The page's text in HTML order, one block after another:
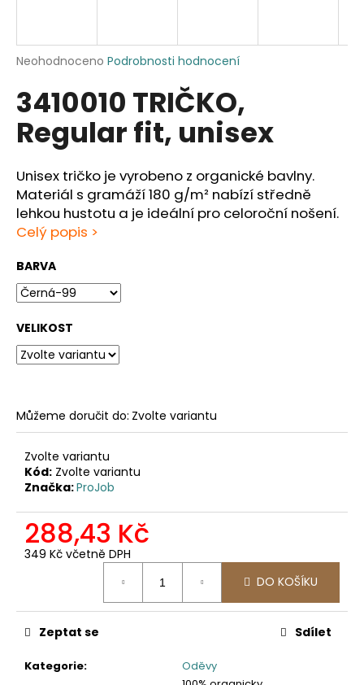
Průměrné
produktu
je
0,0
hvězdiček.
Neohodnoceno Podrobnosti hodnocení
3410010 TRIČKO,
Regular fit, unisex
Unisex tričko je vyrobeno z organické bavlny.
Materiál s gramáží 180 g/m² nabízí středně
lehkou hustotu a je ideální pro celoroční nošení.
Celý popis >
BARVA
VELIKOST
Můžeme doručit do: Zvolte variantu
Zvolte variantu
Kód: Zvolte variantu
Značka:ProJob
288,43 Kč
349 Kč včetně DPH
DO KOŠÍKU
Kategorie: Oděvy
Zeptat se Sdílet
j
í
?
HLEDAT
D
o
p
r
u
č
e
m
e
PRACOVNÍ
SOFTSHELLOVÁ
BUNDA,
DÁMSKÁ
Kč